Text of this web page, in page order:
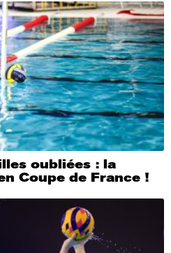
oubliées : la
Coupe de France !